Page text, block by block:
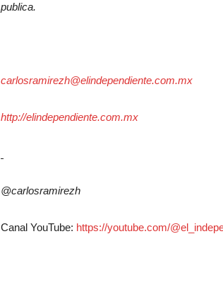
publica.
carlosramirezh@elindependiente.com.mx
http://elindependiente.com.mx
@carlosramirezh
Canal YouTube: https://youtube.com/